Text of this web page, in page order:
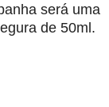
será uma
de 50ml.